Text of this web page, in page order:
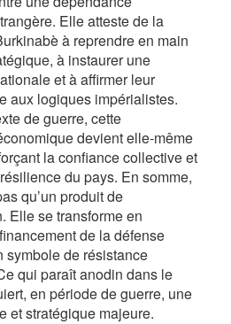
Elle atteste de la
à reprendre en main
à instaurer une
et à affirmer leur
aux logiques impérialistes.
de guerre, cette
devient elle-même
la confiance collective et
du pays. En somme,
qu’un produit de
Elle se transforme en
de la défense
symbole de résistance
qui paraît anodin dans le
en période de guerre, une
et stratégique majeure.